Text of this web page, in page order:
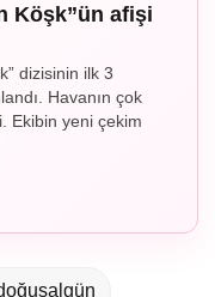
Köşk”ün afişi
dizisinin ilk 3
Havanın çok
Ekibin yeni çekim